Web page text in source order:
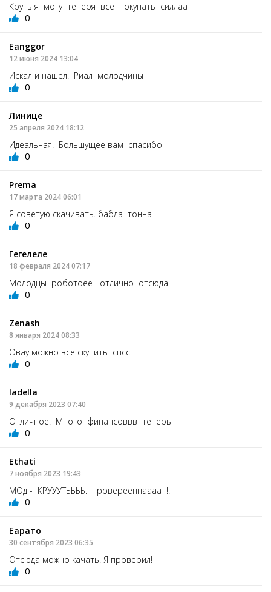
Круть я могу теперя все покупать силлаа
0
Eanggor
12 июня 2024 13:04
Искал и нашел. Риал молодчины
0
Линице
25 апреля 2024 18:12
Идеальная! Большущее вам спасибо
0
Prema
17 марта 2024 06:01
Я советую скачивать. бабла тонна
0
Гегелеле
18 февраля 2024 07:17
Молодцы роботоее отлично отсюда
0
Zenash
8 января 2024 08:33
Овау можно все скупить спсс
0
Iadella
9 декабря 2023 07:40
Отличное. Много финансоввв теперь
0
Ethati
7 ноября 2023 19:43
МОд - КРУУУТЬЬЬЬ. проверееннаааа !!
0
Еарато
30 сентября 2023 06:35
Отсюда можно качать. Я проверил!
0